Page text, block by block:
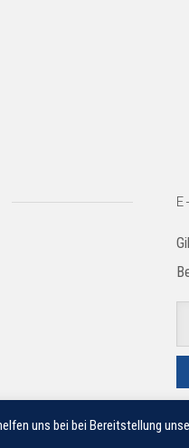
uns bei bei Bereitstellung